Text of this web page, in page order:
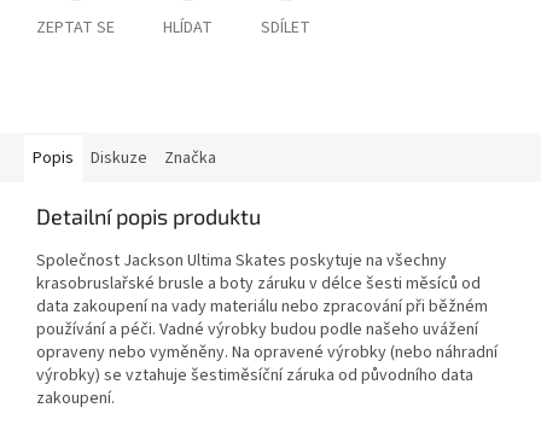
ZEPTAT SE HLÍDAT SDÍLET
Popis Diskuze Značka
Detailní popis produktu
Společnost Jackson Ultima Skates poskytuje na všechny
krasobruslařské brusle a boty záruku v délce šesti měsíců od
data zakoupení na vady materiálu nebo zpracování při běžném
používání a péči. Vadné výrobky budou podle našeho uvážení
opraveny nebo vyměněny. Na opravené výrobky (nebo náhradní
výrobky) se vztahuje šestiměsíční záruka od původního data
zakoupení.